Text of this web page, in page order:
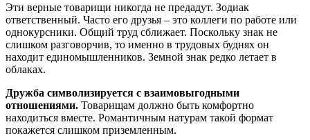
Эти верные товарищи никогда не предадут. Зодиак
ответственный. Часто его друзья – это коллеги по работе или
однокурсники. Общий труд сближает. Поскольку знак не
слишком разговорчив, то именно в трудовых буднях он
находит единомышленников. Земной знак редко летает в
облаках.
Дружба символизируется с взаимовыгодными
отношениями. Товарищам должно быть комфортно
находиться вместе. Романтичным натурам такой формат
покажется слишком приземленным.